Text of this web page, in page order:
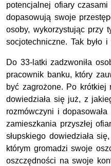
potencjalnej ofiary
dopasowują swoje
osoby, wykorzystując przy
socjotechniczne. Tak było
Do 33-latki zadzwoniła
pracownik banku, który
być zagrożone. Po krótkiej
dowiedziała się już, z
rozmówczyni i
zamieszkania przyszłej
słupskiego dowiedziała
którym gromadzi swoje
oszczędności na swoje